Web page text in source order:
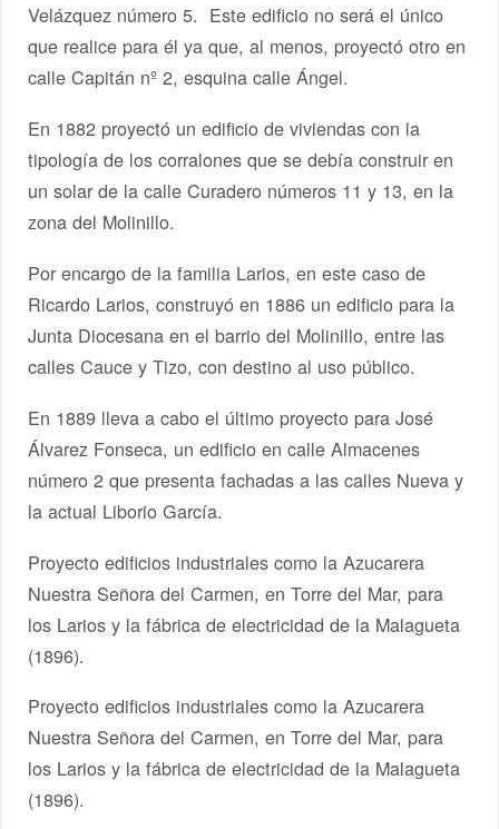
Velázquez número 5. Este edificio no será el único
que realice para él ya que, al menos, proyectó otro en
calle Capitán nº 2, esquina calle Ángel.
En 1882 proyectó un edificio de viviendas con la
tipología de los corralones que se debía construir en
un solar de la calle Curadero números 11 y 13, en la
zona del Molinillo.
Por encargo de la familia Larios, en este caso de
Ricardo Larios, construyó en 1886 un edificio para la
Junta Diocesana en el barrio del Molinillo, entre las
calles Cauce y Tizo, con destino al uso público.
En 1889 lleva a cabo el último proyecto para José
Álvarez Fonseca, un edificio en calle Almacenes
número 2 que presenta fachadas a las calles Nueva y
la actual Liborio García.
Proyecto edificios industriales como la Azucarera
Nuestra Señora del Carmen, en Torre del Mar, para
los Larios y la fábrica de electricidad de la Malagueta
(1896).
Proyecto edificios industriales como la Azucarera
Nuestra Señora del Carmen, en Torre del Mar, para
los Larios y la fábrica de electricidad de la Malagueta
(1896).